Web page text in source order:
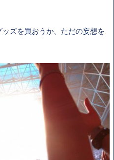
ズを買おうか、ただの妄想を